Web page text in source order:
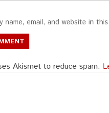
name, email, and website in
Akismet to reduce spam.